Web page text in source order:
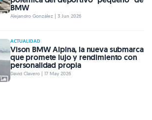
BMW
Alejandro González | 3 Jun 2026
ACTUALIDAD
Vison BMW Alpina, la nueva submarca
que promete lujo y rendimiento con
personalidad propia
David Clavero | 17 May 2026